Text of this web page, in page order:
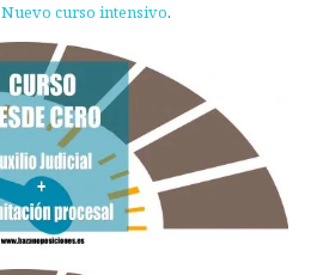
Nuevo curso intensivo.